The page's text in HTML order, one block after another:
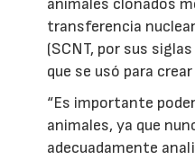
animales clonados
transferencia
(SCNT, por sus
que se usó para
“Es importante
animales, ya que
adecuadamente